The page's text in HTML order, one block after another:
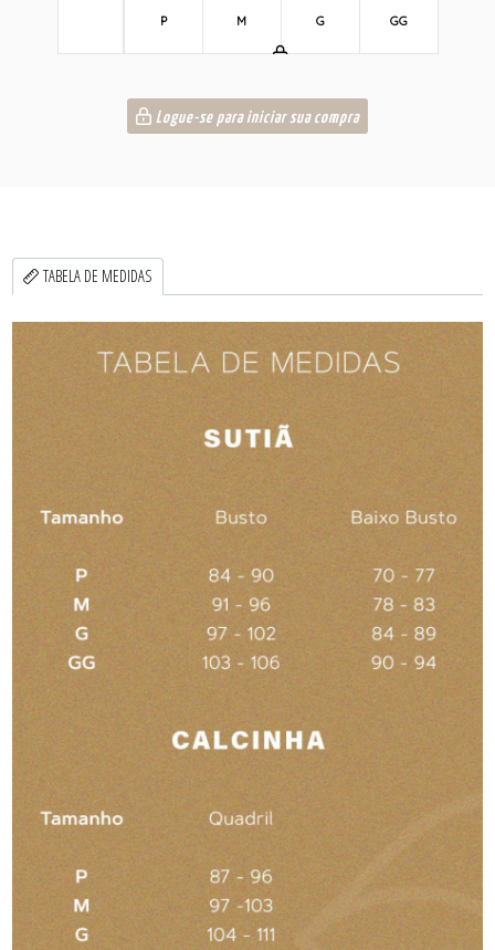
P M G GG
Logue-se para iniciar sua compra
TABELA DE MEDIDAS